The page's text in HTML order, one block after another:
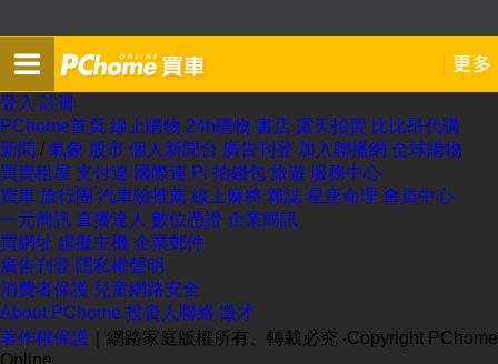
登入 註冊
PChome首頁 線上購物 24h購物 書店 露天拍賣 比比昂代購
新聞 / 氣象 股市 個人新聞台 廣告刊登 加入聯播網 全球購物
買賣租屋 支付連 國際連 Pi 拍錢包 旅遊 服務中心
買車 旅行團 汽車險推薦 線上麻將 雜誌 星座命理 會員中心
一元簡訊 直播達人 數位憑證 企業簡訊
買網址 虛擬主機 企業郵件
廣告刊登 隱私權聲明
消費者保護 兒童網路安全
About PChome 投資人聯絡 徵才
著作權保護 ｜網路家庭版權所有、轉載必究 ‧Copyright PChome
Online